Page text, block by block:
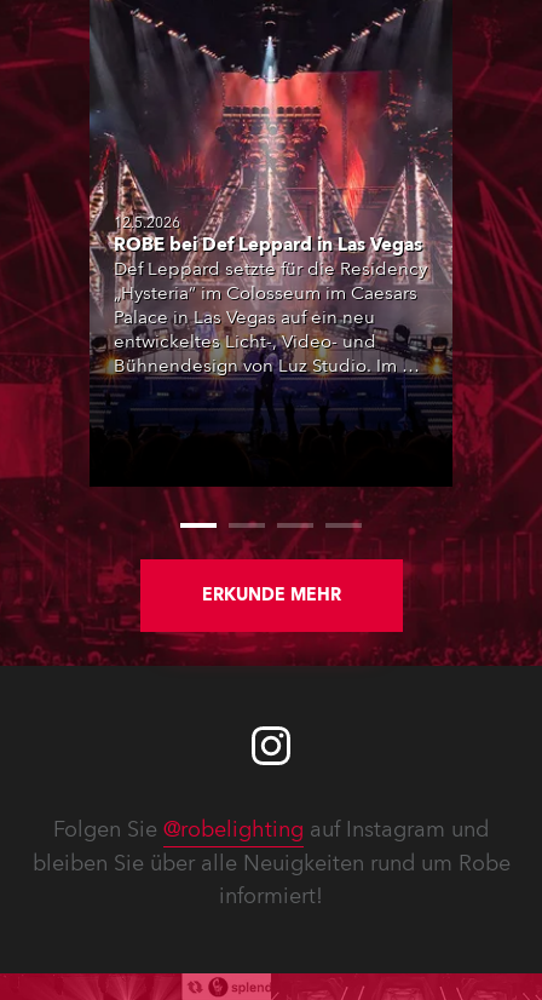
12.5.2026
ROBE bei Def Leppard in Las Vegas
Def Leppard setzte für die Residency
„Hysteria“ im Colosseum im Caesars
Palace in Las Vegas auf ein neu
entwickeltes Licht-, Video- und
Bühnendesign von Luz Studio. Im Rig
kamen zentrale Systeme von ROBE
zum Einsatz, darunter WTF!,
Tarrantula WashBeam, RoboSpot und
von Christie Lites geliefert und über
die britische Niederlassung
koordiniert.
ERKUNDE MEHR
Folgen Sie @robelighting auf Instagram und
bleiben Sie über alle Neuigkeiten rund um Robe
informiert!